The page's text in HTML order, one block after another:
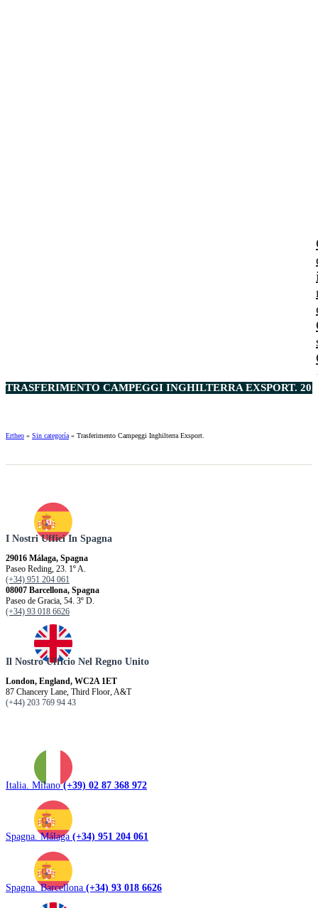
TRASFERIMENTO CAMPEGGI INGHILTERRA EXSPORT.
Ertheo » Sin categoría» Trasferimento Campeggi Inghilterra Exsport.
I Nostri Uffici In Spagna
29016 Málaga, Spagna
Paseo Reding, 23. 1º A.
(+34) 951 204 061
08007 Barcellona, ​​Spagna
Paseo de Gracia, 54. 3º D.
(+34) 93 018 6626
Il Nostro Ufficio Nel Regno Unito
London, England, WC2A 1ET
87 Chancery Lane, Third Floor, A&T
(+44) 203 769 94 43
Italia. Milano(+39) 02 87 368 972
Spagna. Málaga (+34) 951 204 061
Spagna. Barcellona (+34) 93 018 6626